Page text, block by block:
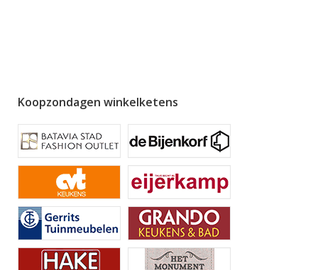
Koopzondagen winkelketens